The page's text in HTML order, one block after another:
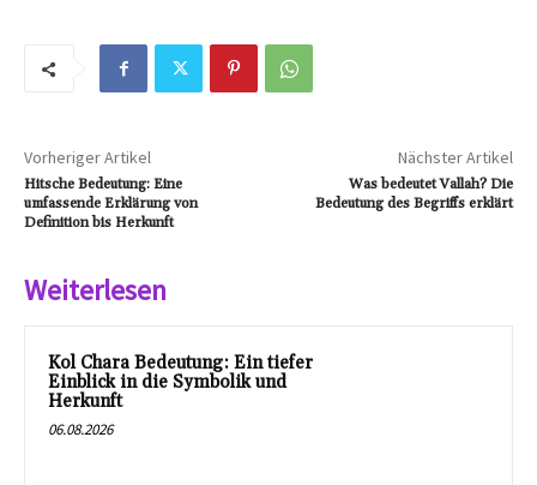
Vorheriger Artikel
Hitsche Bedeutung: Eine
umfassende Erklärung von
Definition bis Herkunft
Nächster Artikel
Was bedeutet Vallah? Die
Bedeutung des Begriffs erklärt
Weiterlesen
Kol Chara Bedeutung: Ein tiefer
Einblick in die Symbolik und
Herkunft
06.08.2026